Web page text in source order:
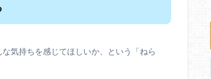
気持ちを感じてほしいか、という「ねら